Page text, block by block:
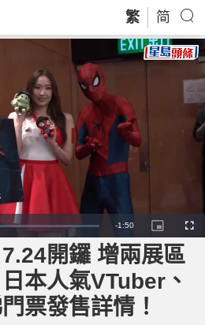
繁 简
R
e
m
a
i
-1:50
P
i
c
t
u
e
F
u
開鑼 增兩展區
本人氣VTuber、
票發售詳情！